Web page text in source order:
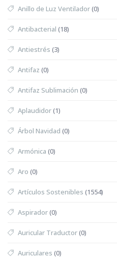
Anillo de Luz Ventilador(0)
Antibacterial (18)
Antiestrés (3)
Antifaz (0)
Antifaz Sublimación (0)
Aplaudidor(1)
Árbol Navidad (0)
Armónica (0)
Aro (0)
Artículos Sostenibles (1554)
Aspirador(0)
Auricular Traductor(0)
Auriculares (0)